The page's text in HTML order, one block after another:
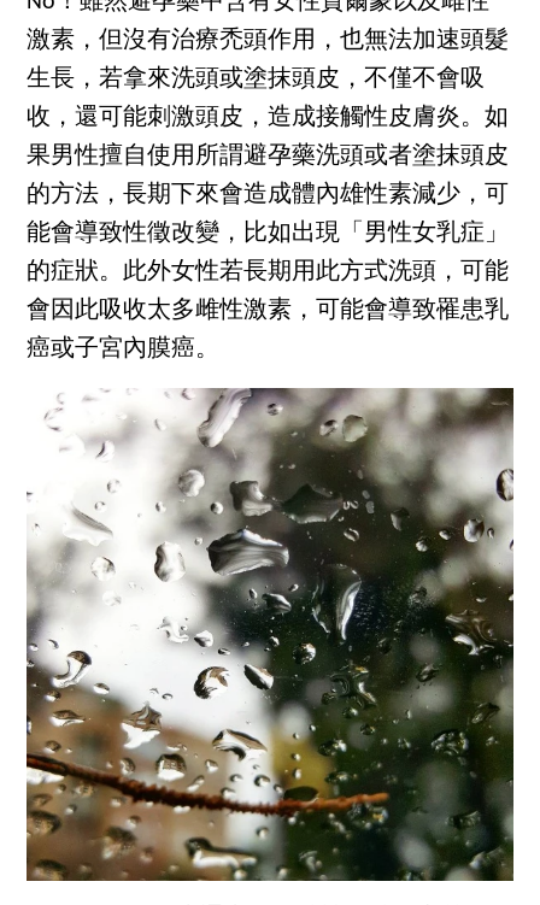
激素，但沒有治療禿頭作用，也無法加速頭髮
生長，若拿來洗頭或塗抹頭皮，不僅不會吸
收，還可能刺激頭皮，造成接觸性皮膚炎。如
果男性擅自使用所謂避孕藥洗頭或者塗抹頭皮
的方法，長期下來會造成體內雄性素減少，可
能會導致性徵改變，比如出現「男性女乳症」
的症狀。此外女性若長期用此方式洗頭，可能
會因此吸收太多雌性激素，可能會導致罹患乳
癌或子宮內膜癌。